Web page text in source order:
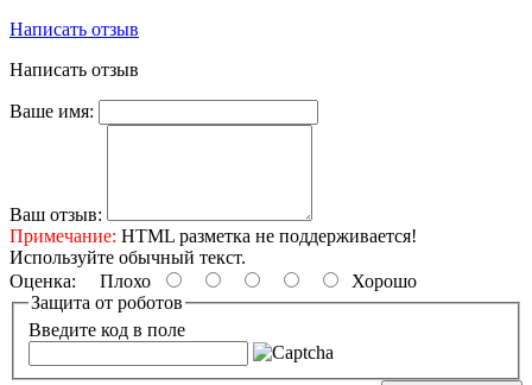
Написать отзыв
Написать отзыв
Ваше имя:
Ваш отзыв:
Примечание: HTML разметка не поддерживается!
Используйте обычный текст.
Оценка: Плохо
Хорошо
Защита от роботов
Введите код в поле